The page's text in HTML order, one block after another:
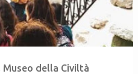
Museo della Civiltà